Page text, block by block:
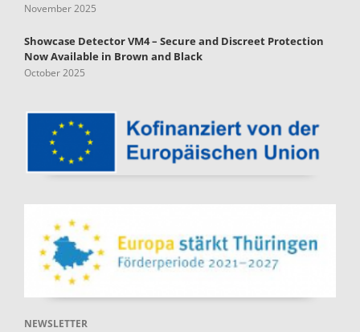
November 2025
Showcase Detector VM4 – Secure and Discreet Protection
Now Available in Brown and Black
October 2025
NEWSLETTER